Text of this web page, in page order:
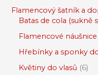
Flamencový šatník a
Batas de cola (sukně
Flamencové náušnice
Hřebínky a sponky
Květiny do vlasů 6